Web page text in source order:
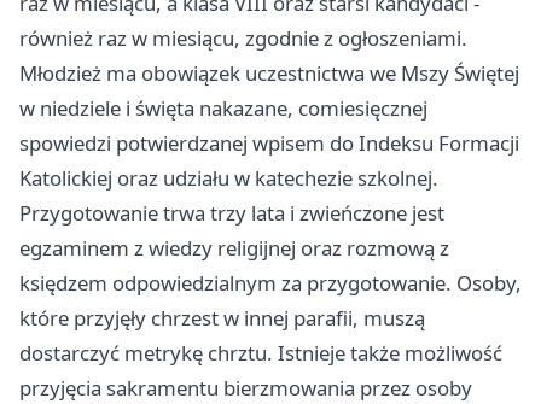
również raz w miesiącu, zgodnie z ogłoszeniami.
Młodzież ma obowiązek uczestnictwa we Mszy Świętej
w niedziele i święta nakazane, comiesięcznej
spowiedzi potwierdzanej wpisem do Indeksu Formacji
Katolickiej oraz udziału w katechezie szkolnej.
Przygotowanie trwa trzy lata i zwieńczone jest
egzaminem z wiedzy religijnej oraz rozmową z
księdzem odpowiedzialnym za przygotowanie. Osoby,
które przyjęły chrzest w innej parafii, muszą
dostarczyć metrykę chrztu. Istnieje także możliwość
przyjęcia sakramentu bierzmowania przez osoby